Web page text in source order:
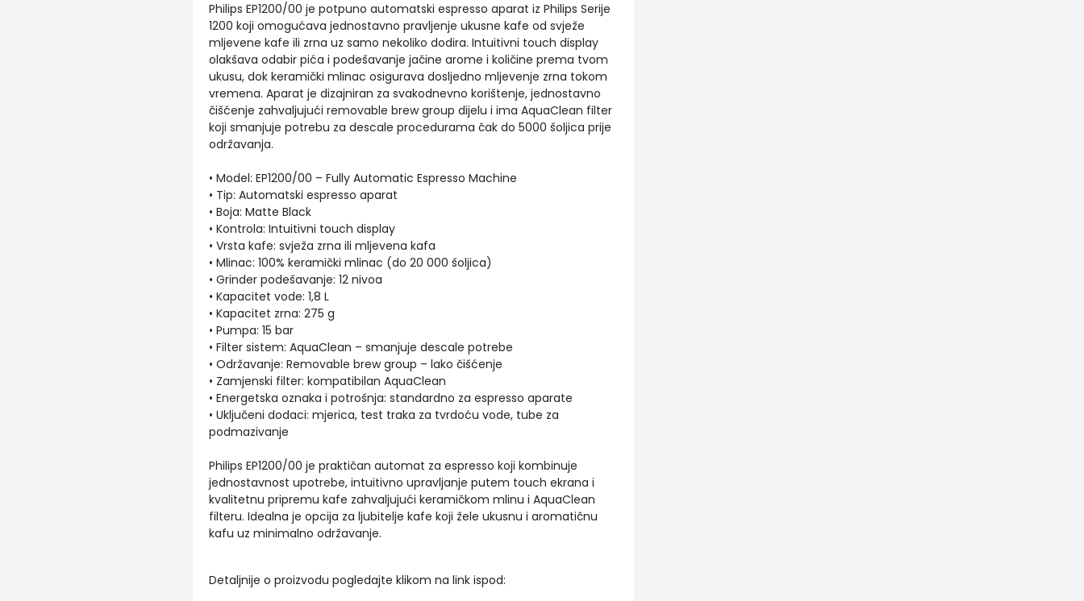
Philips EP1200/00 je potpuno automatski espresso aparat iz Philips Serije
1200 koji omogućava jednostavno pravljenje ukusne kafe od svježe
mljevene kafe ili zrna uz samo nekoliko dodira. Intuitivni touch display
olakšava odabir pića i podešavanje jačine arome i količine prema tvom
ukusu, dok keramički mlinac osigurava dosljedno mljevenje zrna tokom
vremena. Aparat je dizajniran za svakodnevno korištenje, jednostavno
čišćenje zahvaljujući removable brew group dijelu i ima AquaClean filter
koji smanjuje potrebu za descale procedurama čak do 5000 šoljica prije
održavanja.
• Model: EP1200/00 – Fully Automatic Espresso Machine
• Tip: Automatski espresso aparat
• Boja: Matte Black
• Kontrola: Intuitivni touch display
• Vrsta kafe: svježa zrna ili mljevena kafa
• Mlinac: 100% keramički mlinac (do 20 000 šoljica)
• Grinder podešavanje: 12 nivoa
• Kapacitet vode: 1,8 L
• Kapacitet zrna: 275 g
• Pumpa: 15 bar
• Filter sistem: AquaClean – smanjuje descale potrebe
• Održavanje: Removable brew group – lako čišćenje
• Zamjenski filter: kompatibilan AquaClean
• Energetska oznaka i potrošnja: standardno za espresso aparate
• Uključeni dodaci: mjerica, test traka za tvrdoću vode, tube za
podmazivanje
Philips EP1200/00 je praktičan automat za espresso koji kombinuje
jednostavnost upotrebe, intuitivno upravljanje putem touch ekrana i
kvalitetnu pripremu kafe zahvaljujući keramičkom mlinu i AquaClean
filteru. Idealna je opcija za ljubitelje kafe koji žele ukusnu i aromatičnu
kafu uz minimalno održavanje.
Detaljnije o proizvodu pogledajte klikom na link ispod: